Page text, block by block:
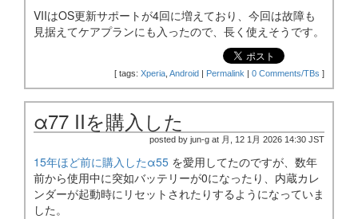
VIIはOS更新サポートが4回に増えており、今回は故障も
見据えてケアプランにも入ったので、長く使えそうです。
[ tags: Xperia Android | Permalink | 0 Comments/TBs ]
α77 IIを購入した
posted by jun-g at 月, 12 1月 2026 14:30 JST
15年ほど前に購入したα55 を愛用してたのですが、数年
前から使用中に突如バッテリーが0になったり、内蔵カレ
ンダーが起動時にリセットされたりするようになっていま
した。